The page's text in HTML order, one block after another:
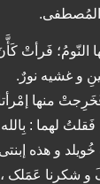
المُصطفی.
النّومُ؛ فَرأتْ
و غشیه نورٌ.
منها
لهما :
خُویلد و هذه
و شکرنا عَمَلک